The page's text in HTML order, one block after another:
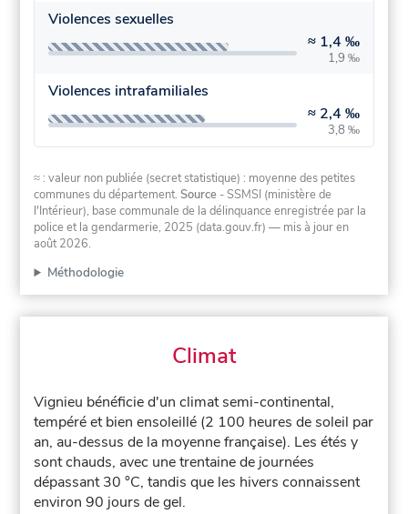
Violences sexuelles
≈ 1,4 ‰
1,9 ‰
Violences intrafamiliales
≈ 2,4 ‰
3,8 ‰
≈ : valeur non publiée (secret statistique) : moyenne des petites
communes du département.Source - SSMSI (ministère de
l'Intérieur), base communale de la délinquance enregistrée par la
police et la gendarmerie, 2025 (data.gouv.fr) — mis à jour en
août 2026.
Méthodologie
Climat
Vignieu bénéficie d'un climat semi-continental,
tempéré et bien ensoleillé (2 100 heures de soleil par
an, au-dessus de la moyenne française). Les étés y
sont chauds, avec une trentaine de journées
dépassant 30 °C, tandis que les hivers connaissent
environ 90 jours de gel.